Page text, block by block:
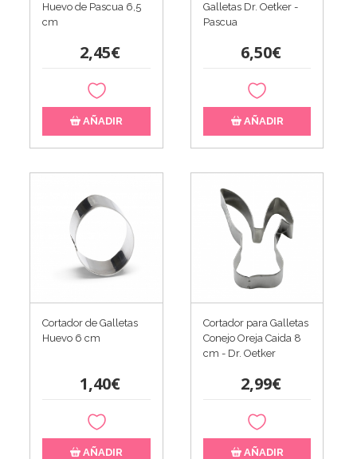
Huevo de Pascua 6,5
cm
2,45€
AÑADIR
Galletas Dr. Oetker -
Pascua
6,50€
AÑADIR
Cortador de Galletas
Huevo 6 cm
1,40€
AÑADIR
Cortador para Galletas
Conejo Oreja Caida 8
cm - Dr. Oetker
2,99€
AÑADIR